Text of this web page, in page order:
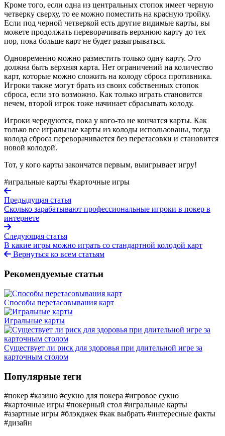
Кроме того, если одна из центральных стопок имеет черную
четверку сверху, то ее можно поместить на красную тройку.
Если под черной четверкой есть другие видимые карты, вы
можете продолжать переворачивать верхнюю карту до тех
пор, пока больше карт не будет разыгрываться.
Одновременно можно разместить только одну карту. Это
должна быть верхняя карта. Нет ограничений на количество
карт, которые можно сложить на колоду сброса противника.
Игроки также могут брать из своих собственных стопок
сброса, если это возможно. Как только играть становится
нечем, второй игрок тоже начинает сбрасывать колоду.
Игроки чередуются, пока у кого-то не кончатся карты. Как
только все игральные карты из колоды использованы, тогда
колода сброса переворачивается без перетасовки и становится
новой колодой.
Тот, у кого карты закончатся первым, выигрывает игру!
#игральные карты #карточные игры
Предыдущая статья
Сколько зарабатывают профессиональные игроки в покер в
интернете
Следующая статья
В какие игры можно играть со стандартной колодой карт
Вернуться ко всем статьям
Рекомендуемые статьи
Способы перетасовывания карт
Игральные карты
Существует ли риск для здоровья при длительной игре за
карточным столом
Популярные теги
#покер #казино #сукно для покера #игровое сукно
#карточные игры #покерный стол #игральные карты
#азартные игры #блэкджек #как выбрать #интересные факты
#дизайн